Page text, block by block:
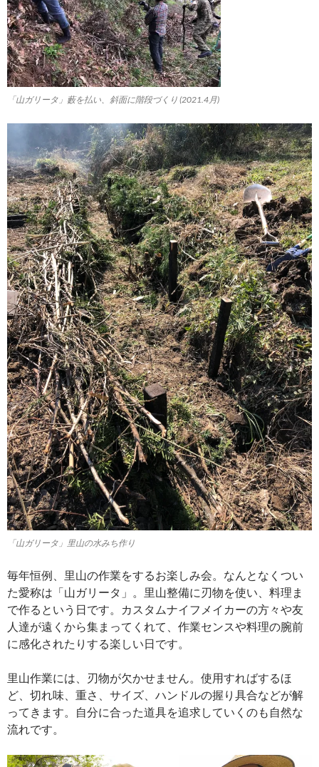
「山ガリータ」藪を払い、斜面に階段づくり (2021.4月)
「山ガリータ」里山の水みち作り
毎年恒例、里山の作業をするお楽しみ会。なんとなくつい
た愛称は「山ガリータ」。里山整備に刃物を使い、料理ま
で作るという日です。カスタムナイフメイカーの方々や友
人達が遠くから集まってくれて、作業センスや料理の腕前
に感化されたりする楽しい日です。
里山作業には、刃物が欠かせません。使用すればするほ
ど、切れ味、重さ、サイズ、ハンドルの握り具合などが解
ってきます。自分に合った道具を追求していくのも自然な
流れです。